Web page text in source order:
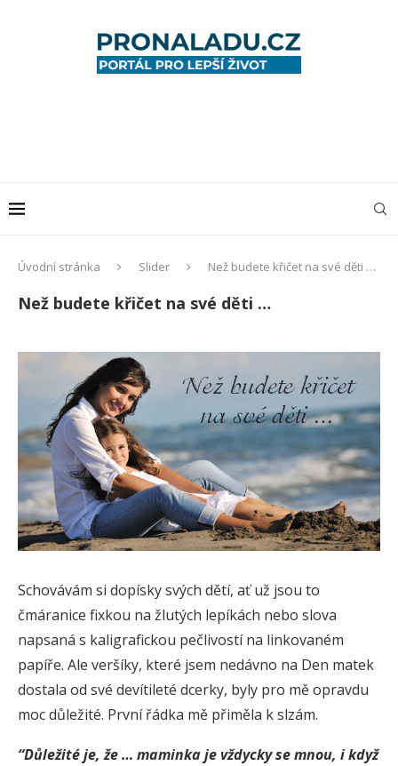
Úvodní stránka Slider Než budete křičet na své děti …
Než budete křičet na své děti …
Schovávám si dopísky svých dětí, ať už jsou to
čmáranice fixkou na žlutých lepíkách nebo slova
napsaná s kaligrafickou pečlivostí na linkovaném
papíře. Ale veršíky, které jsem nedávno na Den matek
dostala od své devítileté dcerky, byly pro mě opravdu
moc důležité. První řádka mě přiměla k slzám.
“Důležité je, že … maminka je vždycky se mnou, i když